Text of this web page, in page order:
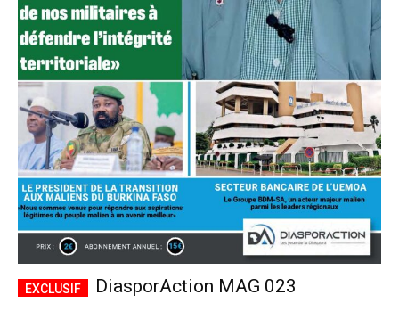
DiasporAction MAG 023